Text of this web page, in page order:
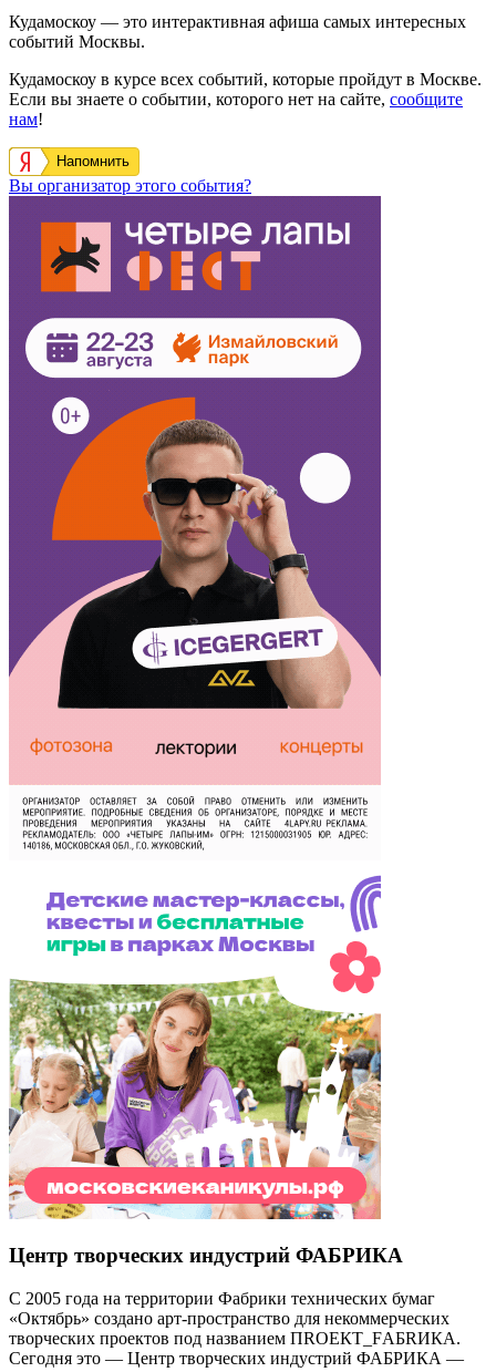
Кудамоскоу — это интерактивная афиша самых интересных
событий Москвы.
Кудамоскоу в курсе всех событий, которые пройдут в Москве.
Если вы знаете о событии, которого нет на сайте, сообщите
нам!
Напомнить
Вы организатор этого события?
Центр творческих индустрий ФАБРИКА
С 2005 года на территории Фабрики технических бумаг
«Октябрь» создано арт-пространство для некоммерческих
творческих проектов под названием ПRОЕКТ_FАБRИКА.
Сегодня это — Центр творческих индустрий ФАБРИКА —